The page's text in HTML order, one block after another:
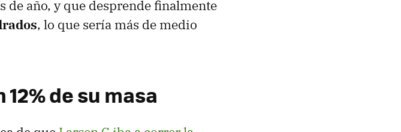
de año, y que desprende finalmente
, lo que sería más de medio
de su masa